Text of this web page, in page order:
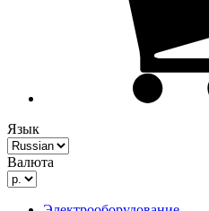
Язык
Валюта